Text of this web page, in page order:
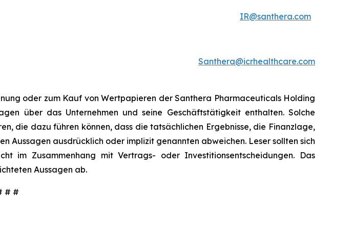
IR@santhera.com
Santhera@icrhealthcare.com
oder zum Kauf von Wertpapieren der Santhera Pharmaceuticals Holding
über das Unternehmen und seine Geschäftstätigkeit enthalten. Solche
die dazu führen können, dass die tatsächlichen Ergebnisse, die Finanzlage,
Aussagen ausdrücklich oder implizit genannten abweichen. Leser sollten sich
im Zusammenhang mit Vertrags- oder Investitionsentscheidungen. Das
Aussagen ab.
# #